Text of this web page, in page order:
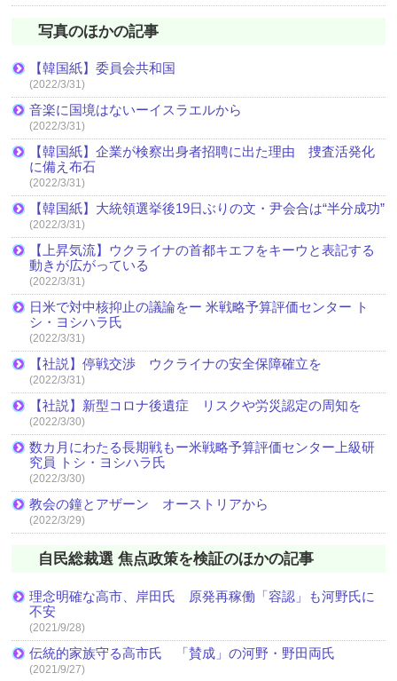
写真のほかの記事
【韓国紙】委員会共和国
(2022/3/31)
音楽に国境はないーイスラエルから
(2022/3/31)
【韓国紙】企業が検察出身者招聘に出た理由 捜査活発化
に備え布石
(2022/3/31)
【韓国紙】大統領選挙後19日ぶりの文・尹会合は“半分成功”
(2022/3/31)
【上昇気流】ウクライナの首都キエフをキーウと表記する
動きが広がっている
(2022/3/31)
日米で対中核抑止の議論をー 米戦略予算評価センター ト
シ・ヨシハラ氏
(2022/3/31)
【社説】停戦交渉 ウクライナの安全保障確立を
(2022/3/31)
【社説】新型コロナ後遺症 リスクや労災認定の周知を
(2022/3/30)
数カ月にわたる長期戦もー米戦略予算評価センター上級研
究員 トシ・ヨシハラ氏
(2022/3/30)
教会の鐘とアザーン オーストリアから
(2022/3/29)
自民総裁選 焦点政策を検証のほかの記事
理念明確な高市、岸田氏 原発再稼働「容認」も河野氏に
不安
(2021/9/28)
伝統的家族守る高市氏 「賛成」の河野・野田両氏
(2021/9/27)